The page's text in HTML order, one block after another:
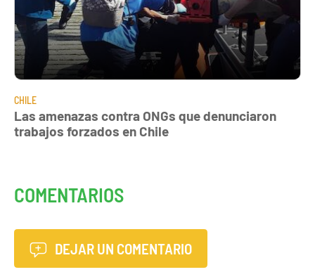
CHILE
Las amenazas contra ONGs que denunciaron
trabajos forzados en Chile
COMENTARIOS
DEJAR UN COMENTARIO